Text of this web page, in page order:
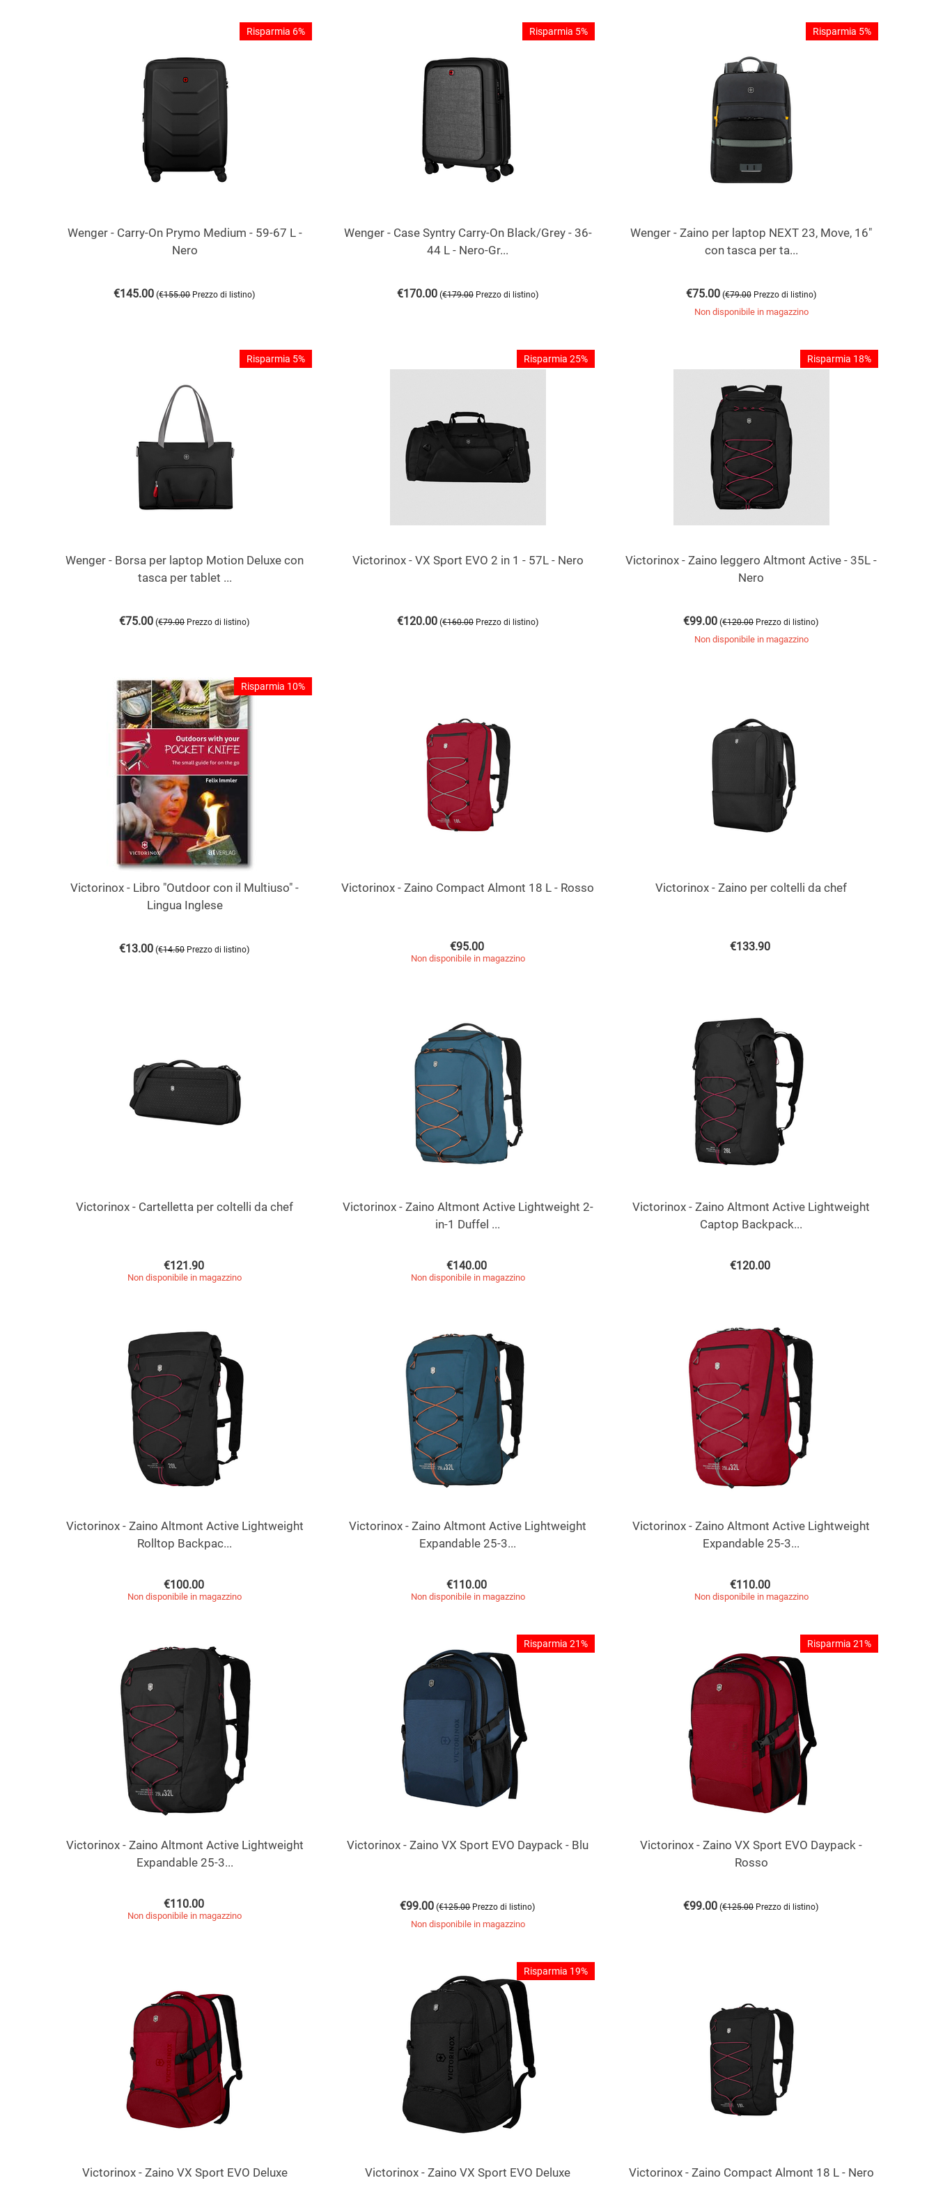
Risparmia 6%
Wenger - Carry-On Prymo Medium - 59-67 L -
Nero
€145.00 (€155.00 Prezzo di listino)
Risparmia 5%
Wenger - Case Syntry Carry-On Black/Grey - 36-
44 L - Nero-Gr...
€170.00 (€179.00 Prezzo di listino)
Risparmia 5%
Wenger - Zaino per laptop NEXT 23, Move, 16"
con tasca per ta...
€75.00 (€79.00 Prezzo di listino)
Non disponibile in magazzino
Risparmia 5%
Wenger - Borsa per laptop Motion Deluxe con
tasca per tablet ...
€75.00 (€79.00 Prezzo di listino)
Risparmia 25%
Victorinox - VX Sport EVO 2 in 1 - 57L - Nero
€120.00 (€160.00 Prezzo di listino)
Risparmia 18%
Victorinox - Zaino leggero Altmont Active - 35L -
Nero
€99.00 (€120.00 Prezzo di listino)
Non disponibile in magazzino
Risparmia 10%
Victorinox - Libro "Outdoor con il Multiuso" -
Lingua Inglese
€13.00 (€14.50 Prezzo di listino)
Victorinox - Zaino Compact Almont 18 L - Rosso
€95.00
Non disponibile in magazzino
Victorinox - Zaino per coltelli da chef
€133.90
Victorinox - Cartelletta per coltelli da chef
€121.90
Non disponibile in magazzino
Victorinox - Zaino Altmont Active Lightweight 2-
in-1 Duffel ...
€140.00
Non disponibile in magazzino
Victorinox - Zaino Altmont Active Lightweight
Captop Backpack...
€120.00
Victorinox - Zaino Altmont Active Lightweight
Rolltop Backpac...
€100.00
Non disponibile in magazzino
Victorinox - Zaino Altmont Active Lightweight
Expandable 25-3...
€110.00
Non disponibile in magazzino
Victorinox - Zaino Altmont Active Lightweight
Expandable 25-3...
€110.00
Non disponibile in magazzino
Victorinox - Zaino Altmont Active Lightweight
Expandable 25-3...
€110.00
Non disponibile in magazzino
Risparmia 21%
Victorinox - Zaino VX Sport EVO Daypack - Blu
€99.00 (€125.00 Prezzo di listino)
Non disponibile in magazzino
Risparmia 21%
Victorinox - Zaino VX Sport EVO Daypack -
Rosso
€99.00 (€125.00 Prezzo di listino)
Victorinox - Zaino VX Sport EVO Deluxe
Risparmia 19%
Victorinox - Zaino VX Sport EVO Deluxe
Victorinox - Zaino Compact Almont 18 L - Nero